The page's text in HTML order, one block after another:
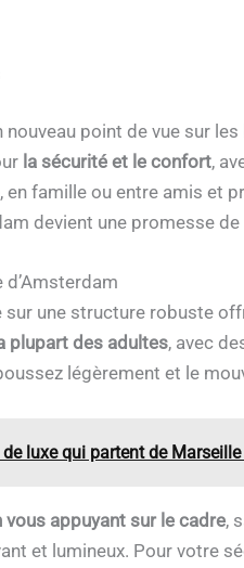
nouveau point de vue sur
la sécurité et le confort,
famille ou entre amis et
devient une promesse
une structure robuste
plupart des adultes, avec
légèrement et le
luxe qui partent de Marseille
appuyant sur le cadre,
et lumineux. Pour votre